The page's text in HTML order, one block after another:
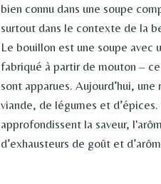
bien connu dans une soupe
surtout dans le contexte de la
Le bouillon est une soupe
fabriqué à partir de mouton –
sont apparues. Aujourd’hui,
viande, de légumes et
approfondissent la saveur,
d’exhausteurs de goût et